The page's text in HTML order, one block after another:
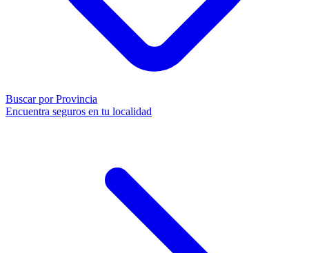
Buscar por Provincia
Encuentra seguros en tu localidad